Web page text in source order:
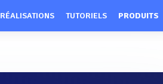
RÉALISATIONS TUTORIELS PRODUITS